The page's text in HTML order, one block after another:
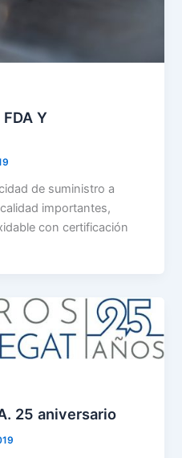
FDA Y
de suministro a
importantes,
con certificación
25 aniversario